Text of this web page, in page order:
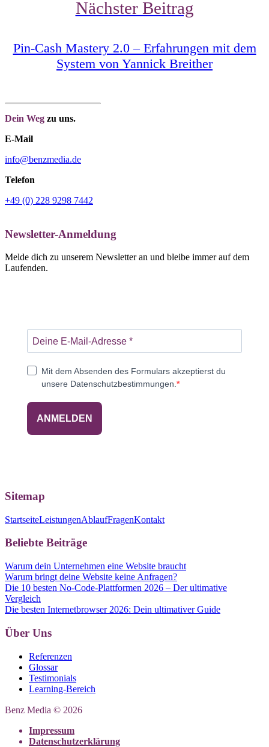
Nächster Beitrag
Pin-Cash Mastery 2.0 – Erfahrungen mit dem
System von Yannick Breither
Dein Weg zu uns.
E-Mail
info@benzmedia.de
Telefon
+49 (0) 228 9298 7442
Newsletter-Anmeldung
Melde dich zu unserem Newsletter an und bleibe immer auf dem
Laufenden.
Mit dem Absenden des Formulars akzeptierst du
unsere Datenschutzbestimmungen.
ANMELDEN
Sitemap
StartseiteLeistungenAblaufFragenKontakt
Beliebte Beiträge
Warum dein Unternehmen eine Website braucht
Warum bringt deine Website keine Anfragen?
Die 10 besten No-Code-Plattformen 2026 – Der ultimative
Vergleich
Die besten Internetbrowser 2026: Dein ultimativer Guide
Über Uns
Referenzen
Glossar
Testimonials
Learning-Bereich
Benz Media © 2026
Impressum
Datenschutzerklärung